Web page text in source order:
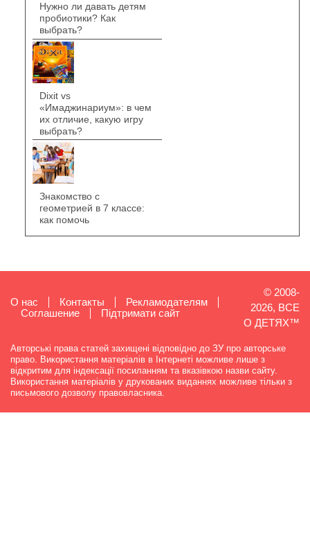
Нужно ли давать детям
пробиотики? Как
выбрать?
Dixit vs
«Имаджинариум»: в чем
их отличие, какую игру
выбрать?
Знакомство с
геометрией в 7 классе:
как помочь
О нас Контакты
Рекламодателям
Cоглашение
Підтримати сайт
© 2008-
2026, ВСЕ
О ДЕТЯХ™
Авторські права статей захищені відповідно до ЗУ про авторське
право. Використання матеріалів в Інтернеті можливе лише з
відкритим для індексації посиланням та вказівкою назви сайту.
Використання матеріалів у друкованих виданнях можливе тільки з
письмового дозволу правовласника.